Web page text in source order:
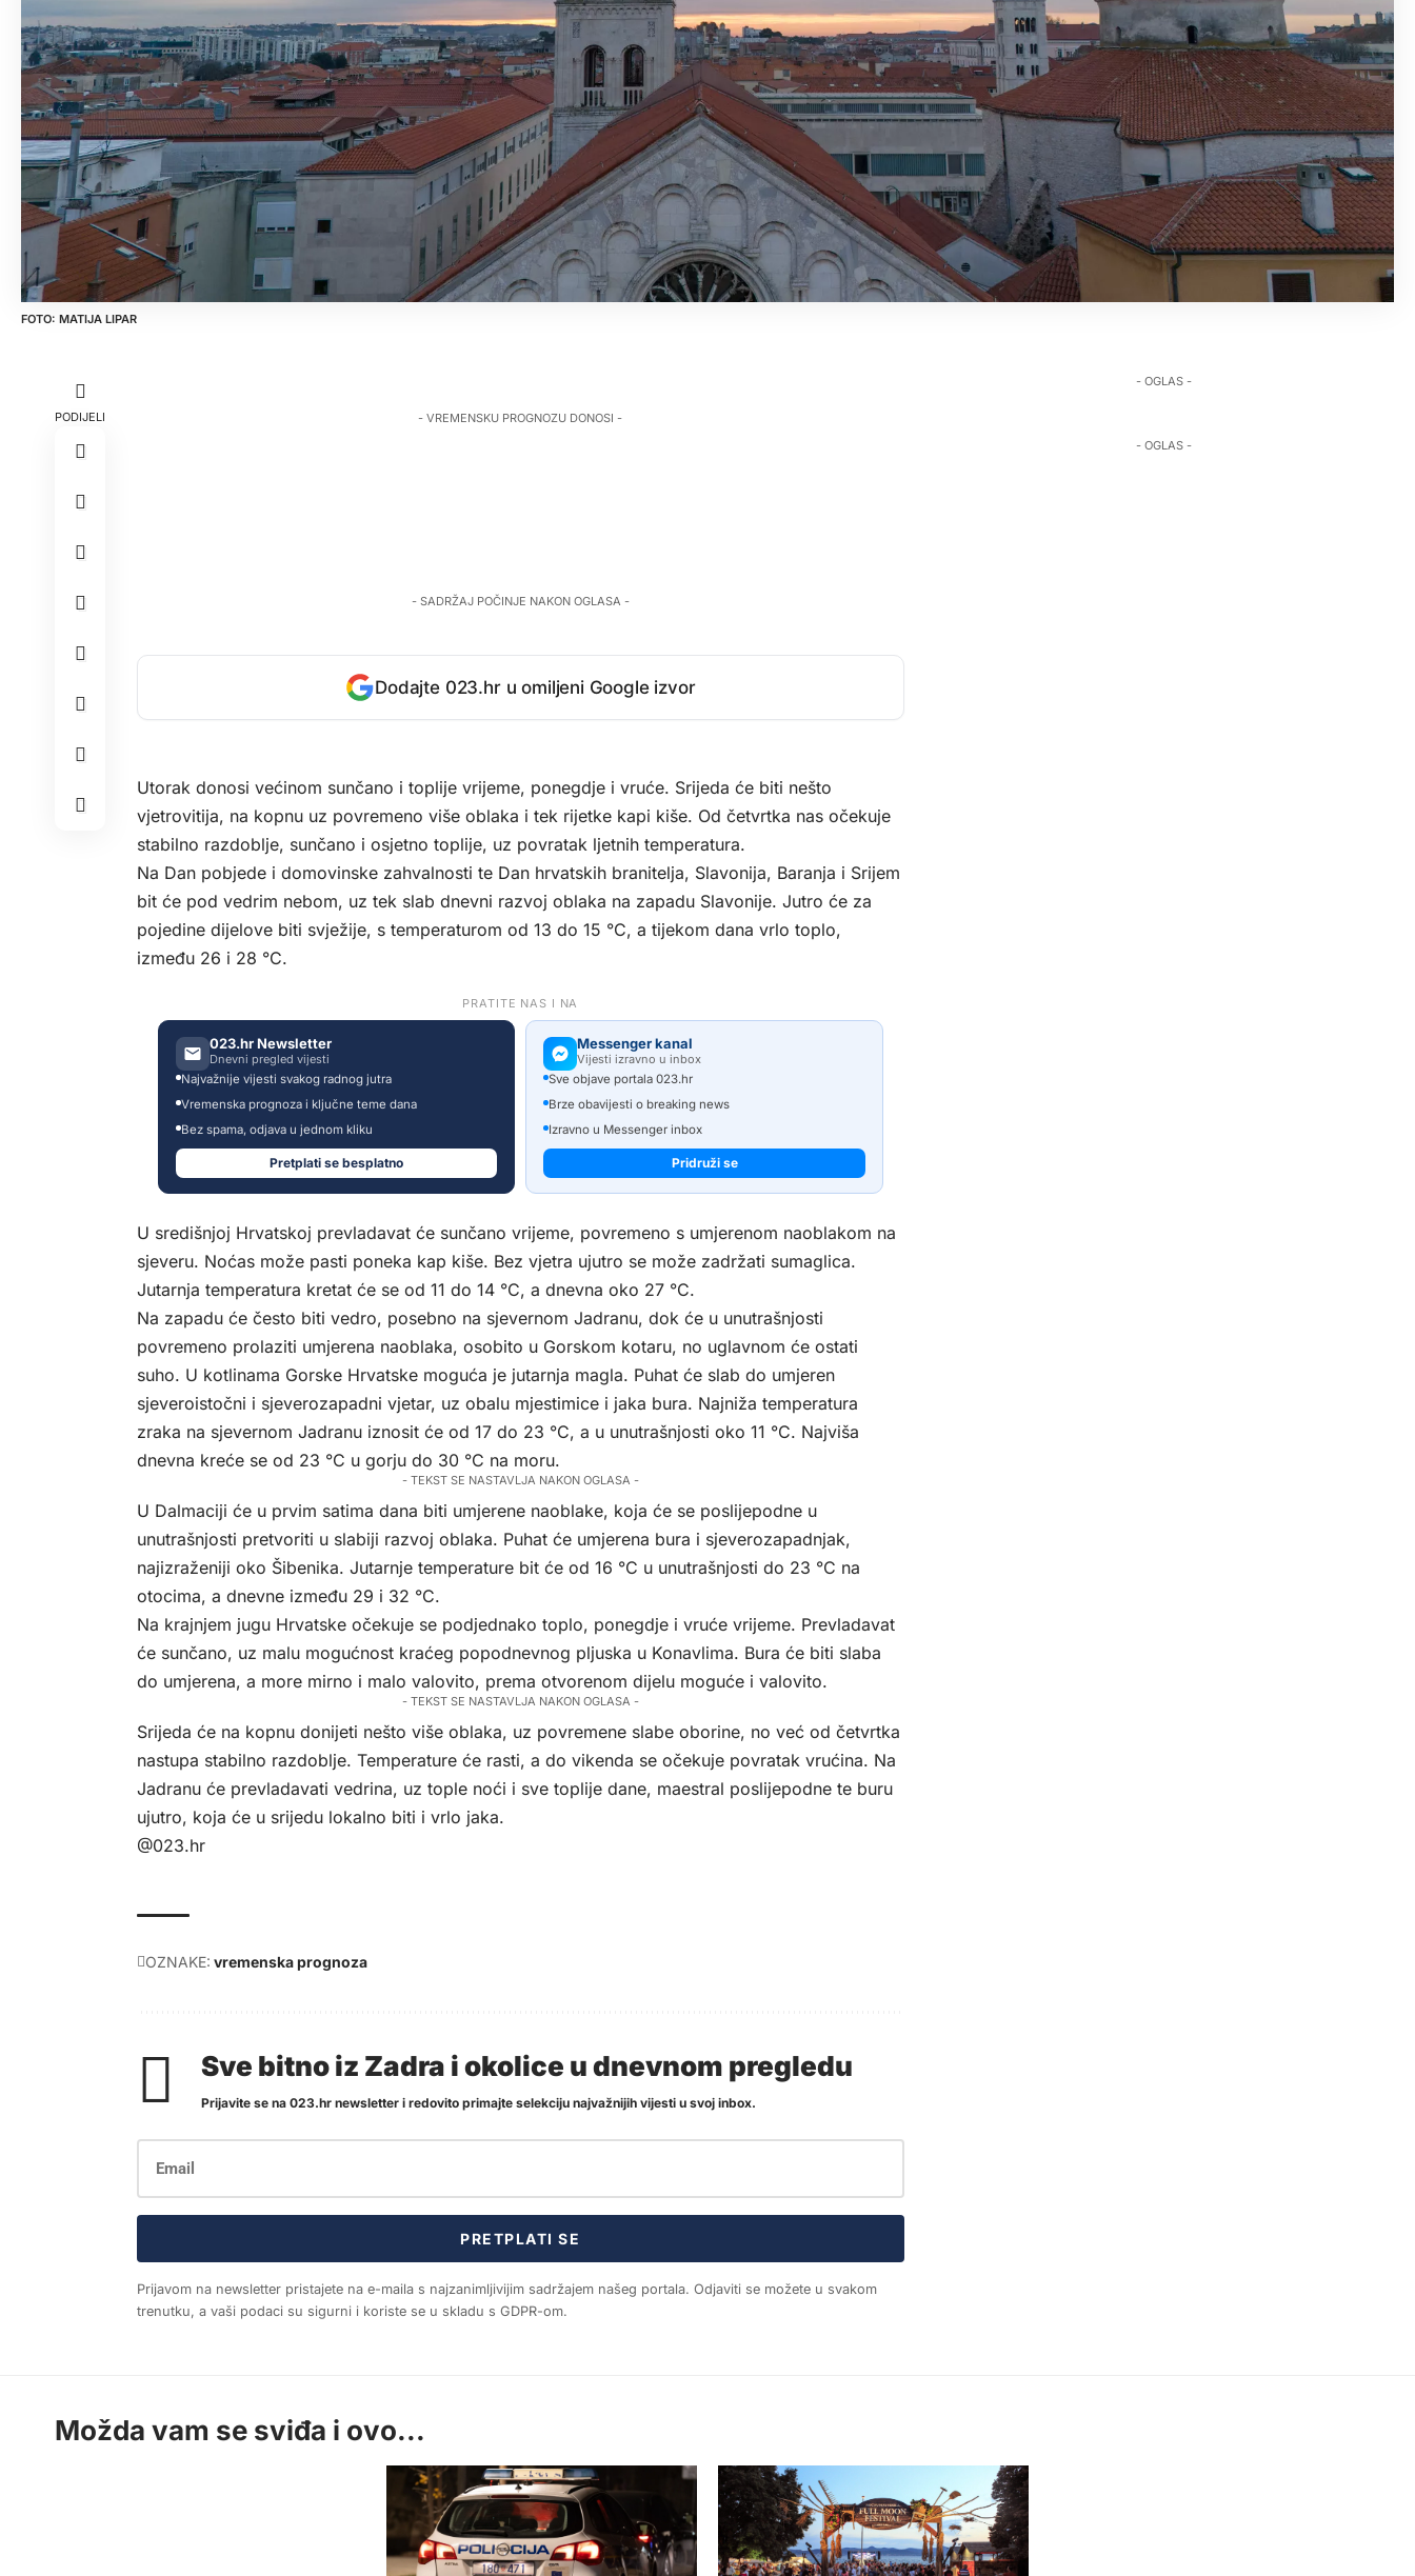
MATIJA LIPAR
PODIJELI - VREMENSKU PROGNOZU DONOSI -
- SADRŽAJ POČINJE NAKON OGLASA -
Dodajte 023.hr u omiljeni Google izvor
Utorak donosi većinom sunčano i toplije vrijeme, ponegdje i vruće. Srijeda će biti nešto
vjetrovitija, na kopnu uz povremeno više oblaka i tek rijetke kapi kiše. Od četvrtka nas očekuje
stabilno razdoblje, sunčano i osjetno toplije, uz povratak ljetnih temperatura.
Na Dan pobjede i domovinske zahvalnosti te Dan hrvatskih branitelja, Slavonija, Baranja i Srijem
bit će pod vedrim nebom, uz tek slab dnevni razvoj oblaka na zapadu Slavonije. Jutro će za
pojedine dijelove biti svježije, s temperaturom od 13 do 15 °C, a tijekom dana vrlo toplo,
između 26 i 28 °C.
PRATITE NAS I NA
023.hr Newsletter
Dnevni pregled vijesti
Najvažnije vijesti svakog radnog jutra
Vremenska prognoza i ključne teme dana
Bez spama, odjava u jednom kliku
Pretplati se besplatno
Messenger kanal
Vijesti izravno u inbox
Sve objave portala 023.hr
Brze obavijesti o breaking news
Izravno u Messenger inbox
Pridruži se
U središnjoj Hrvatskoj prevladavat će sunčano vrijeme, povremeno s umjerenom naoblakom na
sjeveru. Noćas može pasti poneka kap kiše. Bez vjetra ujutro se može zadržati sumaglica.
Jutarnja temperatura kretat će se od 11 do 14 °C, a dnevna oko 27 °C.
Na zapadu će često biti vedro, posebno na sjevernom Jadranu, dok će u unutrašnjosti
povremeno prolaziti umjerena naoblaka, osobito u Gorskom kotaru, no uglavnom će ostati
suho. U kotlinama Gorske Hrvatske moguća je jutarnja magla. Puhat će slab do umjeren
sjeveroistočni i sjeverozapadni vjetar, uz obalu mjestimice i jaka bura. Najniža temperatura
zraka na sjevernom Jadranu iznosit će od 17 do 23 °C, a u unutrašnjosti oko 11 °C. Najviša
dnevna kreće se od 23 °C u gorju do 30 °C na moru.
- TEKST SE NASTAVLJA NAKON OGLASA -
U Dalmaciji će u prvim satima dana biti umjerene naoblake, koja će se poslijepodne u
unutrašnjosti pretvoriti u slabiji razvoj oblaka. Puhat će umjerena bura i sjeverozapadnjak,
najizraženiji oko Šibenika. Jutarnje temperature bit će od 16 °C u unutrašnjosti do 23 °C na
otocima, a dnevne između 29 i 32 °C.
Na krajnjem jugu Hrvatske očekuje se podjednako toplo, ponegdje i vruće vrijeme. Prevladavat
će sunčano, uz malu mogućnost kraćeg popodnevnog pljuska u Konavlima. Bura će biti slaba
do umjerena, a more mirno i malo valovito, prema otvorenom dijelu moguće i valovito.
- TEKST SE NASTAVLJA NAKON OGLASA -
Srijeda će na kopnu donijeti nešto više oblaka, uz povremene slabe oborine, no već od četvrtka
nastupa stabilno razdoblje. Temperature će rasti, a do vikenda se očekuje povratak vrućina. Na
Jadranu će prevladavati vedrina, uz tople noći i sve toplije dane, maestral poslijepodne te buru
ujutro, koja će u srijedu lokalno biti i vrlo jaka.
@023.hr
OZNAKE: vremenska prognoza
Sve bitno iz Zadra i okolice u dnevnom pregledu
Prijavite se na 023.hr newsletter i redovito primajte selekciju najvažnijih vijesti u svoj inbox.
PRETPLATI SE
Prijavom na newsletter pristajete na e-maila s najzanimljivijim sadržajem našeg portala. Odjaviti se možete u svakom
trenutku, a vaši podaci su sigurni i koriste se u skladu s GDPR-om.
- OGLAS -
- OGLAS -
Možda vam se sviđa i ovo...